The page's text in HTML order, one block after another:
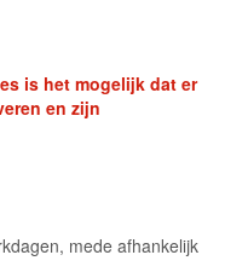
is het mogelijk dat er
en zijn
mede afhankelijk